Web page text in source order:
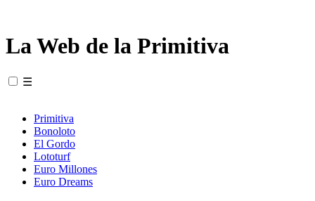
La Web de la Primitiva
☰
Primitiva
Bonoloto
El Gordo
Lototurf
Euro Millones
Euro Dreams